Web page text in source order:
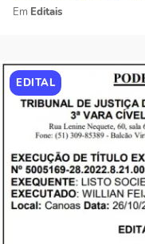
Editais
EDITAL